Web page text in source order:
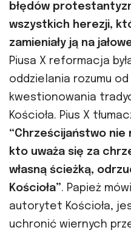
błędów
wszystkich herezji,
zamieniały ją na
Piusa X reformacja
oddzielania rozumu
kwestionowania
Kościoła. Pius X
“Chrześcijaństwo nie
kto uważa się za
własną ścieżką,
Kościoła”. Papież
autorytet Kościoła,
uchronić wiernych